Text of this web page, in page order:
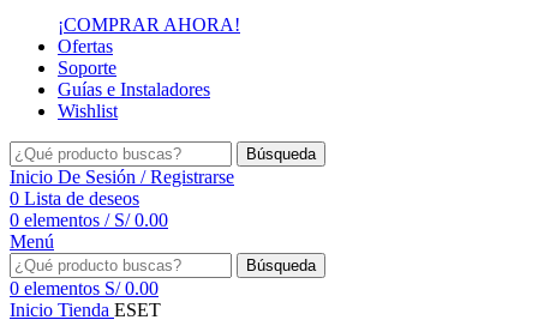
¡COMPRAR AHORA!
Ofertas
Soporte
Guías e Instaladores
Wishlist
Búsqueda
Inicio De Sesión / Registrarse
0 Lista de deseos
0 elementos / S/0.00
Menú
Búsqueda
0 elementos S/0.00
Inicio Tienda ESET